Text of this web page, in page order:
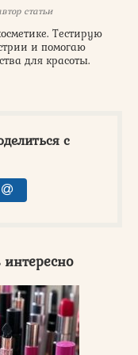
статьи
Тестирую
и помогаю
для красоты.
с